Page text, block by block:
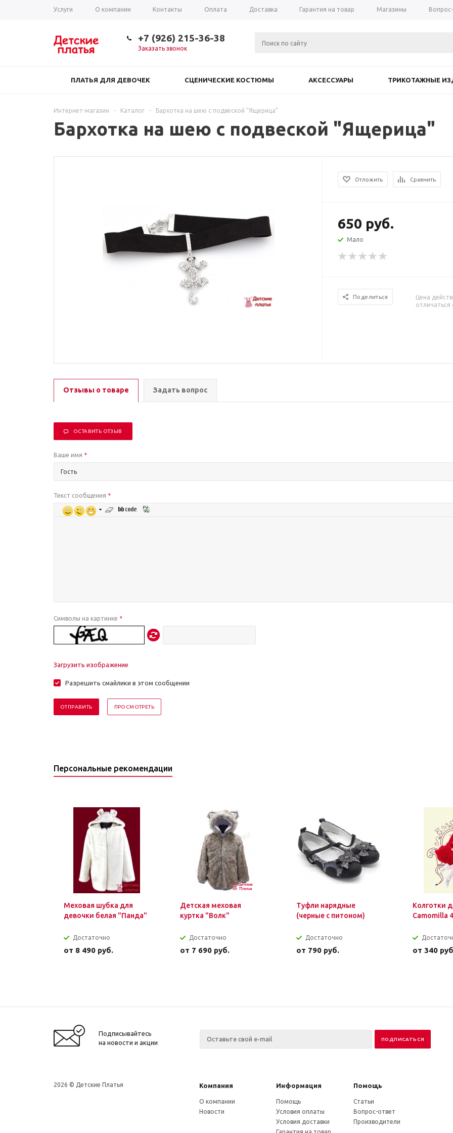
Услуги О компании Контакты Оплата Доставка Гарантия на товар Магазины
+7 (926) 215-36-38
Заказать звонок
ПЛАТЬЯ ДЛЯ ДЕВОЧЕК СЦЕНИЧЕСКИЕ КОСТЮМЫ АКСЕССУАРЫ ТРИКОТАЖНЫЕ
Интернет-магазин - Каталог - Бархотка на шею с подвеской "Ящерица"
Бархотка на шею с подвеской "Ящерица"
Отложить Сравнить
650 руб.
Мало
Поделиться
Цена
отличаться
Отзывы о товаре Задать вопрос
ОСТАВИТЬ ОТЗЫВ
Ваше имя *
Текст сообщения *
Символы на картинке *
Загрузить изображение
Разрешить смайлики в этом сообщении
Персональные рекомендации
Меховая шубка для
девочки белая "Панда"
Достаточно
от 8 490 руб.
Детская меховая
куртка "Волк"
Достаточно
от 7 690 руб.
Туфли нарядные
(черные с питоном)
Достаточно
от 790 руб.
Колготки
Camomilla
от 340
Подписывайтесь
на новости и акции
2026 © Детские Платья Компания Информация Помощь
О компании
Новости
Помощь
Условия оплаты
Условия доставки
Статьи
Вопрос-ответ
Производители